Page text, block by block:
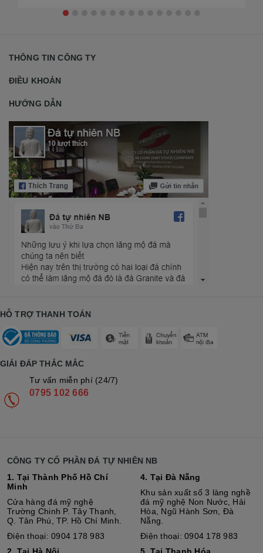
THÔNG TIN CÔNG TY
ĐIỀU KHOẢN
HƯỚNG DẪN
HỖ TRỢ THANH TOÁN
GIẢI ĐÁP THẮC MẮC
Tư vấn miễn phí (24/7)
0795 102 666
CÔNG TY CỔ PHẦN ĐÁ TỰ NHIÊN NB
1. Tại Thành Phố Hồ Chí
Minh
Cửa hàng đá mỹ nghệ
Trường Chinh P. Tây Thạnh,
Q. Tân Phú, TP. Hồ Chí Minh.
Điện thoại: 0904 178 983
2. Tại Hà Nội
4. Tại Đà Nẵng
Khu sản xuất số 3 làng nghề
đá mỹ nghệ Non Nước, Hải
Hòa, Ngũ Hành Sơn, Đà
Nẵng.
Điện thoại: 0904 178 983
5. Tại Thanh Hóa